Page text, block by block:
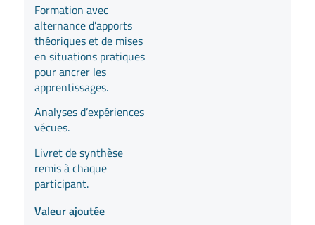
Formation avec
alternance d’apports
théoriques et de mises
en situations pratiques
pour ancrer les
apprentissages.
Analyses d’expériences
vécues.
Livret de synthèse
remis à chaque
participant.
Valeur ajoutée